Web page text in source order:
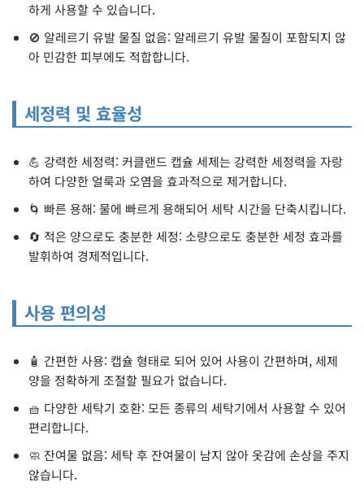
하게 사용할 수 있습니다.
🚫 알레르기 유발 물질 없음: 알레르기 유발 물질이 포함되지 않
아 민감한 피부에도 적합합니다.
세정력 및 효율성
💪 강력한 세정력: 커클랜드 캡슐 세제는 강력한 세정력을 자랑
하여 다양한 얼룩과 오염을 효과적으로 제거합니다.
🌀 빠른 용해: 물에 빠르게 용해되어 세탁 시간을 단축시킵니다.
🔄 적은 양으로도 충분한 세정: 소량으로도 충분한 세정 효과를
발휘하여 경제적입니다.
사용 편의성
🧴 간편한 사용: 캡슐 형태로 되어 있어 사용이 간편하며, 세제
양을 정확하게 조절할 필요가 없습니다.
🧺 다양한 세탁기 호환: 모든 종류의 세탁기에서 사용할 수 있어
편리합니다.
🧼 잔여물 없음: 세탁 후 잔여물이 남지 않아 옷감에 손상을 주지
않습니다.